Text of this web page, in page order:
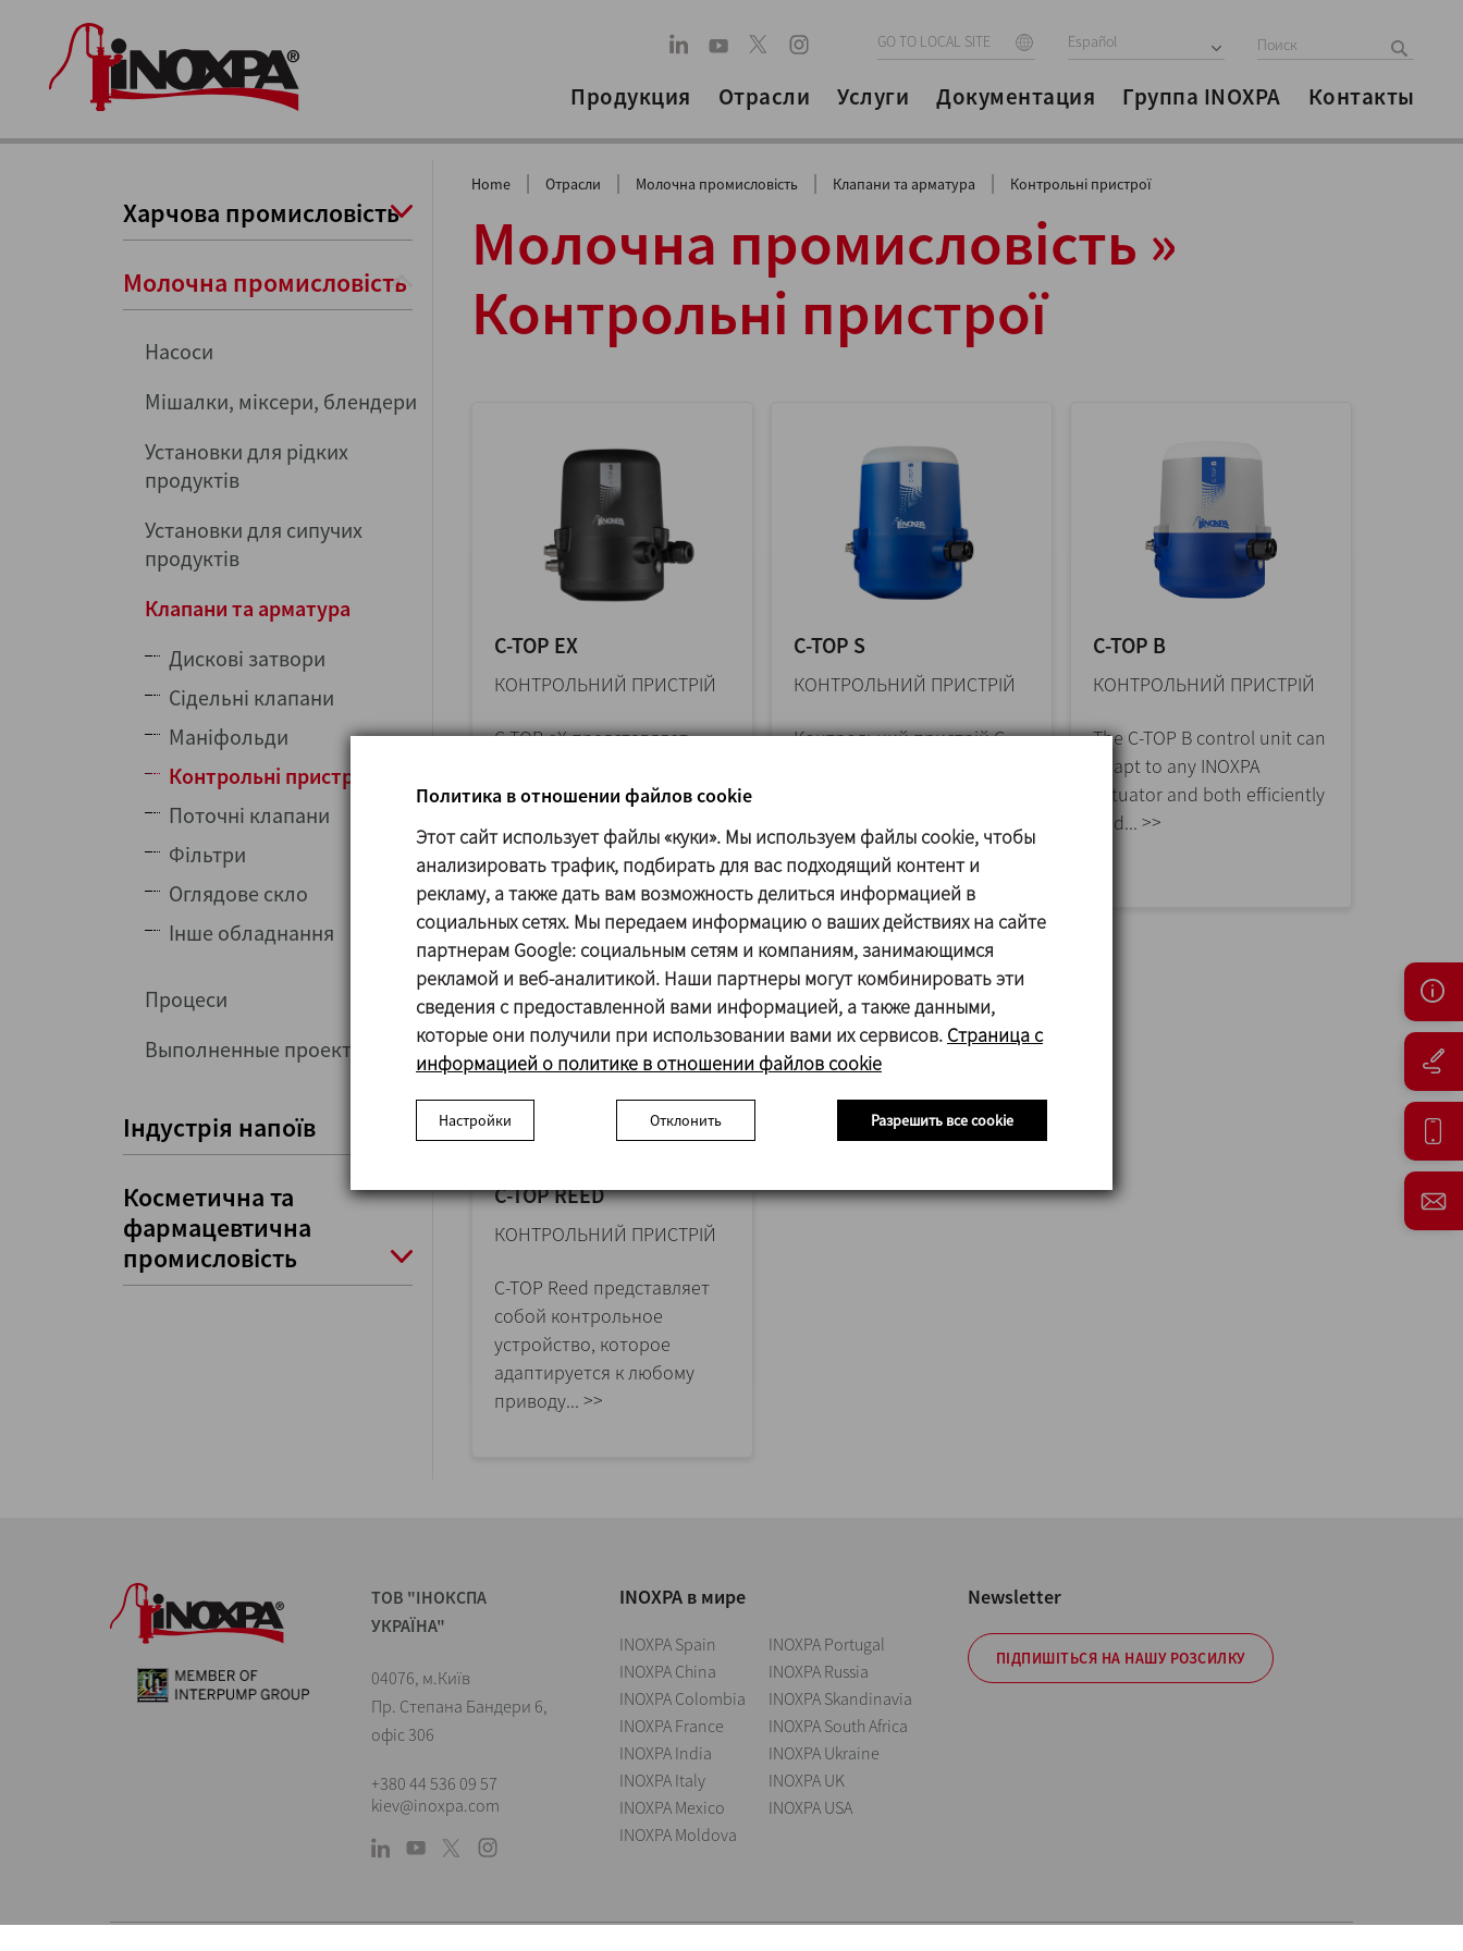
GO TO LOCAL SITE Español
Продукция Отрасли Услуги Документация Группа INOXPA Контакты
Харчова промисловість
Молочна промисловість
Насоси
Мішалки, міксери, блендери
Установки для рідких
продуктів
Установки для сипучих
продуктів
Клапани та арматура
Дискові затвори
Сідельні клапани
Маніфольди
Контрольні пристрої
Поточні клапани
Фільтри
Оглядове скло
Інше обладнання
Процеси
Выполненные проекты
Індустрія напоїв
Косметична та
фармацевтична
промисловість
Home | Отрасли | Молочна промисловість | Клапани та арматура | Контрольні пристрої
Молочна промисловість »
Контрольні пристрої
C-TOP EX
КОНТРОЛЬНИЙ ПРИСТРІЙ
C-TOP eX представляет
устройство, которое
адаптируется ко всем
приводам... >>
C-TOP S
КОНТРОЛЬНИЙ ПРИСТРІЙ
Контрольний пристрій C-
для ефективного та... >>
C-TOP B
КОНТРОЛЬНИЙ ПРИСТРІЙ
The C-TOP B control unit can
adapt to any INOXPA
actuator and both efficiently
and... >>
C-TOP REED
КОНТРОЛЬНИЙ ПРИСТРІЙ
C-TOP Reed представляет
собой контрольное
устройство, которое
адаптируется к любому
приводу... >>
ТОВ "ІНОКСПА
УКРАЇНА"
04076, м.Київ
Пр. Степана Бандери 6,
офіс 306
+380 44 536 09 57
kiev@inoxpa.com
INOXPA в мире
INOXPA Spain
INOXPA China
INOXPA Colombia
INOXPA France
INOXPA India
INOXPA Italy
INOXPA Mexico
INOXPA Moldova
INOXPA Portugal
INOXPA Russia
INOXPA Skandinavia
INOXPA South Africa
INOXPA Ukraine
INOXPA UK
INOXPA USA
Newsletter
ПІДПИШІТЬСЯ НА НАШУ РОЗСИЛКУ
Политика в отношении файлов cookie
Этот сайт использует файлы «куки». Мы используем файлы cookie, чтобы
анализировать трафик, подбирать для вас подходящий контент и
рекламу, а также дать вам возможность делиться информацией в
социальных сетях. Мы передаем информацию о ваших действиях на сайте
партнерам Google: социальным сетям и компаниям, занимающимся
рекламой и веб-аналитикой. Наши партнеры могут комбинировать эти
сведения с предоставленной вами информацией, а также данными,
которые они получили при использовании вами их сервисов. Страница с
информацией о политике в отношении файлов cookie
Настройки Отклонить Разрешить все cookie